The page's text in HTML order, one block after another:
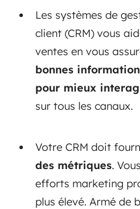
Les systèmes de
client (CRM) vous
ventes en vous
bonnes
pour mieux
sur tous les canaux.
Votre CRM doit
des métriques.
efforts marketing
plus élevé. Armé de